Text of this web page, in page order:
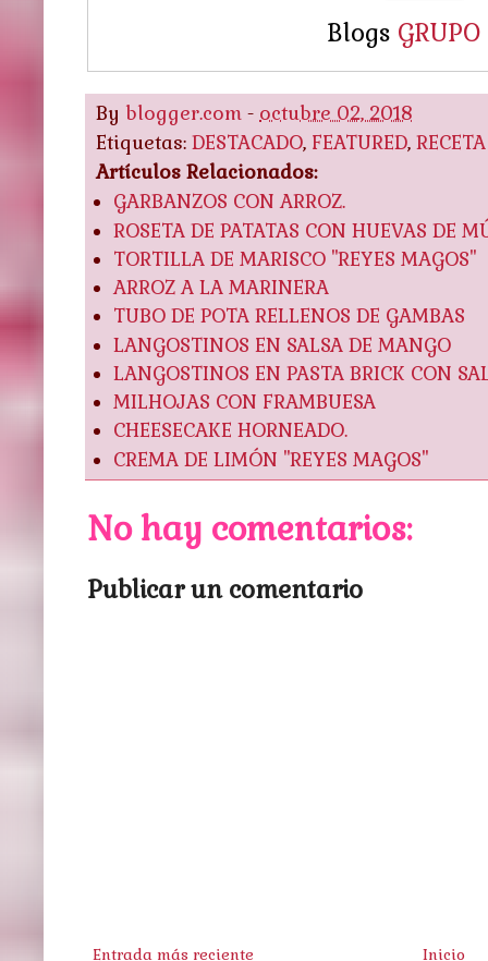
Blogs
By blogger.com - octubre 02, 2018
Etiquetas: DESTACADO, FEATURED,
Artículos Relacionados:
GARBANZOS CON ARROZ.
ROSETA DE PATATAS CON HUEVAS DE
TORTILLA DE MARISCO "REYES MAGOS"
ARROZ A LA MARINERA
TUBO DE POTA RELLENOS DE GAMBAS
LANGOSTINOS EN SALSA DE MANGO
LANGOSTINOS EN PASTA BRICK CON
MILHOJAS CON FRAMBUESA
CHEESECAKE HORNEADO.
CREMA DE LIMÓN "REYES MAGOS"
No hay comentarios:
Publicar un comentario
Entrada más reciente Inicio